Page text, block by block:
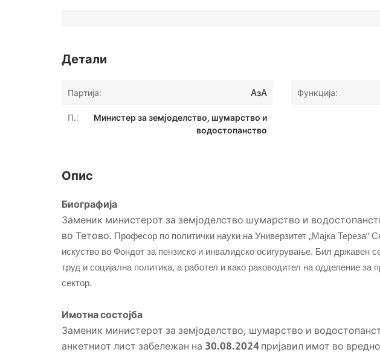
Детали
Партија: AзA Функција:
П.:
Министер за земјоделство, шумарство и
водостопанство
Опис
Биографија
Заменик министерот за земјоделство шумарство и
во Тетово. Професор по политички науки на Универзитет „Мајка Тереза“
искуство во Фондот за пензиско и инвалидско осигурување. Бил државен
труд и социјална политика, а работел и како раководител на одделение за
сектор.
Имотна состојба
Заменик министерот за земјоделство, шумарство и
анкетниот лист забележан на 30.08.2024 пријавил имот во